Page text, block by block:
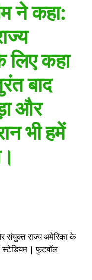
ने कहा:
लिए कहा
बाद
और
भी हमें
संयुक्त राज्य अमेरिका के
स्टेडियम | फुटबॉल